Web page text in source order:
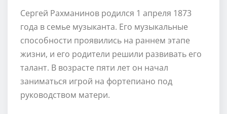
Сергей Рахманинов родился 1 апреля 1873
года в семье музыканта. Его музыкальные
способности проявились на раннем этапе
жизни, и его родители решили развивать его
талант. В возрасте пяти лет он начал
заниматься игрой на фортепиано под
руководством матери.